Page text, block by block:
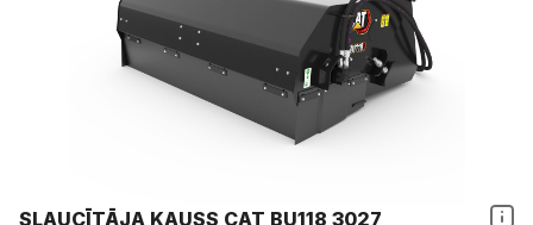
SLAUCĪTĀJA KAUSS CAT BU118 3027